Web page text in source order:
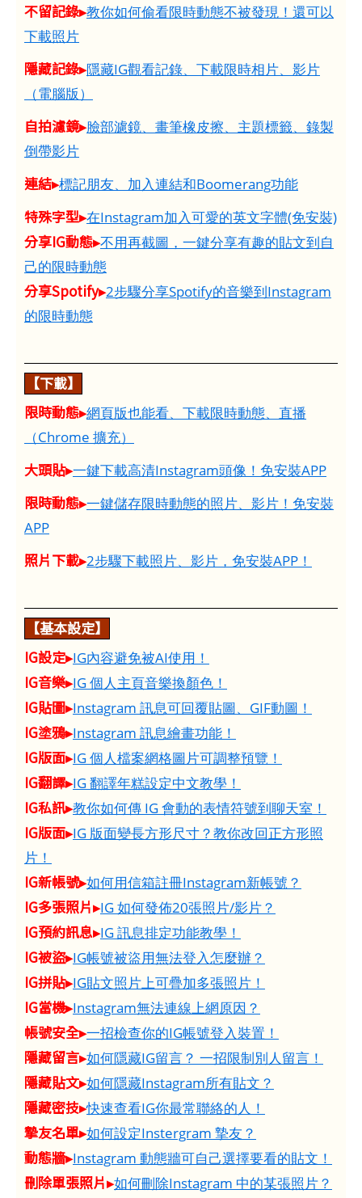
不留記錄▸教你如何偷看限時動態不被發現！還可以
下載照片
隱藏記錄▸隱藏IG觀看記錄、下載限時相片、影片
（電腦版）
自拍濾鏡▸臉部濾鏡、畫筆橡皮擦、主題標籤、錄製
倒帶影片
連結▸標記朋友、加入連結和Boomerang功能
特殊字型▸在Instagram加入可愛的英文字體(免安裝)
分享IG動態▸不用再截圖，一鍵分享有趣的貼文到自
己的限時動態
分享Spotify▸2步驟分享Spotify的音樂到Instagram
的限時動態
【下載】
限時動態▸網頁版也能看、下載限時動態、直播
（Chrome 擴充）
大頭貼▸一鍵下載高清Instagram頭像！免安裝APP
限時動態▸一鍵儲存限時動態的照片、影片！免安裝
APP
照片下載▸2步驟下載照片、影片，免安裝APP！
【基本設定】
IG設定▸IG內容避免被AI使用！
IG音樂▸IG 個人主頁音樂換顏色！
IG貼圖▸Instagram 訊息可回覆貼圖、GIF動圖！
IG塗鴉▸Instagram 訊息繪畫功能！
IG版面▸IG 個人檔案網格圖片可調整預覽！
IG翻譯▸IG 翻譯年糕設定中文教學！
IG私訊▸教你如何傳 IG 會動的表情符號到聊天室！
IG版面▸IG 版面變長方形尺寸？教你改回正方形照
片！
IG新帳號▸如何用信箱註冊Instagram新帳號？
IG多張照片▸IG 如何發佈20張照片/影片？
IG預約訊息▸IG 訊息排定功能教學！
IG被盜▸IG帳號被盜用無法登入怎麼辦？
IG拼貼▸IG貼文照片上可疊加多張照片！
IG當機▸Instagram無法連線上網原因？
帳號安全▸一招檢查你的IG帳號登入裝置！
隱藏留言▸如何隱藏IG留言？ 一招限制別人留言！
隱藏貼文▸如何隱藏Instagram所有貼文？
隱藏密技▸快速查看IG你最常聯絡的人！
摯友名單▸如何設定Instergram 摯友？
動態牆▸Instagram 動態牆可自己選擇要看的貼文！
刪除單張照片▸如何刪除Instagram 中的某張照片？